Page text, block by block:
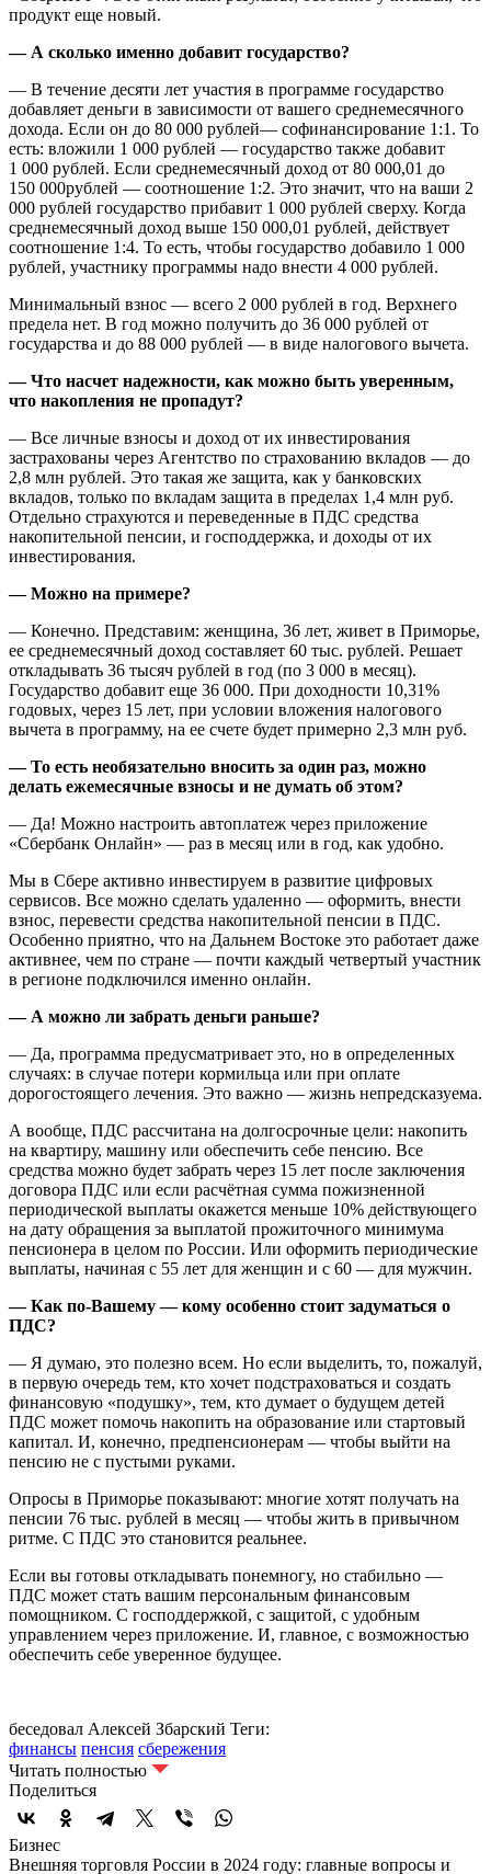
продукт еще новый.
— А сколько именно добавит государство?
— В течение десяти лет участия в программе государство
добавляет деньги в зависимости от вашего среднемесячного
дохода. Если он до 80 000 рублей— софинансирование 1:1. То
есть: вложили 1 000 рублей — государство также добавит
1 000 рублей. Если среднемесячный доход от 80 000,01 до
150 000рублей — соотношение 1:2. Это значит, что на ваши 2
000 рублей государство прибавит 1 000 рублей сверху. Когда
среднемесячный доход выше 150 000,01 рублей, действует
соотношение 1:4. То есть, чтобы государство добавило 1 000
рублей, участнику программы надо внести 4 000 рублей.
Минимальный взнос — всего 2 000 рублей в год. Верхнего
предела нет. В год можно получить до 36 000 рублей от
государства и до 88 000 рублей — в виде налогового вычета.
— Что насчет надежности, как можно быть уверенным,
что накопления не пропадут?
— Все личные взносы и доход от их инвестирования
застрахованы через Агентство по страхованию вкладов — до
2,8 млн рублей. Это такая же защита, как у банковских
вкладов, только по вкладам защита в пределах 1,4 млн руб.
Отдельно страхуются и переведенные в ПДС средства
накопительной пенсии, и господдержка, и доходы от их
инвестирования.
— Можно на примере?
— Конечно. Представим: женщина, 36 лет, живет в Приморье,
ее среднемесячный доход составляет 60 тыс. рублей. Решает
откладывать 36 тысяч рублей в год (по 3 000 в месяц).
Государство добавит еще 36 000. При доходности 10,31%
годовых, через 15 лет, при условии вложения налогового
вычета в программу, на ее счете будет примерно 2,3 млн руб.
— То есть необязательно вносить за один раз, можно
делать ежемесячные взносы и не думать об этом?
— Да! Можно настроить автоплатеж через приложение
«Сбербанк Онлайн» — раз в месяц или в год, как удобно.
Мы в Сбере активно инвестируем в развитие цифровых
сервисов. Все можно сделать удаленно — оформить, внести
взнос, перевести средства накопительной пенсии в ПДС.
Особенно приятно, что на Дальнем Востоке это работает даже
активнее, чем по стране — почти каждый четвертый участник
в регионе подключился именно онлайн.
— А можно ли забрать деньги раньше?
— Да, программа предусматривает это, но в определенных
случаях: в случае потери кормильца или при оплате
дорогостоящего лечения. Это важно — жизнь непредсказуема.
А вообще, ПДС рассчитана на долгосрочные цели: накопить
на квартиру, машину или обеспечить себе пенсию. Все
средства можно будет забрать через 15 лет после заключения
договора ПДС или если расчётная сумма пожизненной
периодической выплаты окажется меньше 10% действующего
на дату обращения за выплатой прожиточного минимума
пенсионера в целом по России. Или оформить периодические
выплаты, начиная с 55 лет для женщин и с 60 — для мужчин.
— Как по-Вашему — кому особенно стоит задуматься о
ПДС?
— Я думаю, это полезно всем. Но если выделить, то, пожалуй,
в первую очередь тем, кто хочет подстраховаться и создать
финансовую «подушку», тем, кто думает о будущем детей
ПДС может помочь накопить на образование или стартовый
капитал. И, конечно, предпенсионерам — чтобы выйти на
пенсию не с пустыми руками.
Опросы в Приморье показывают: многие хотят получать на
пенсии 76 тыс. рублей в месяц — чтобы жить в привычном
ритме. С ПДС это становится реальнее.
Если вы готовы откладывать понемногу, но стабильно —
ПДС может стать вашим персональным финансовым
помощником. С господдержкой, с защитой, с удобным
управлением через приложение. И, главное, с возможностью
обеспечить себе уверенное будущее.
беседовал Алексей Збарский Теги:
финансы пенсия сбережения
Читать полностью
Поделиться
Бизнес
Внешняя торговля России в 2024 году: главные вопросы и